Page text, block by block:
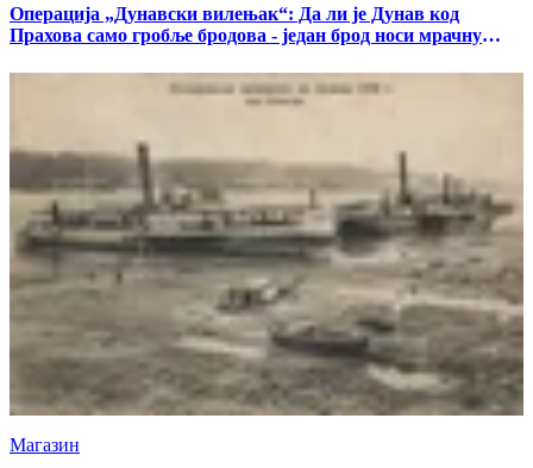
Операција „Дунавски вилењак“: Да ли је Дунав код
Прахова само гробље бродова - један брод носи мрачну
Магазин